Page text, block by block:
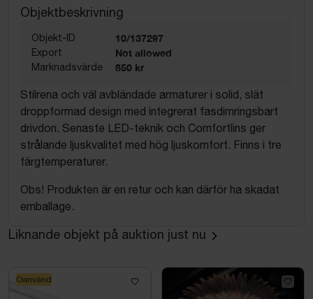
Objektbeskrivning
Objekt-ID 10/137297
Export Not allowed
Marknadsvärde 850 kr
Stilrena och väl avbländade armaturer i solid, slät
droppformad design med integrerat fasdimringsbart
drivdon. Senaste LED-teknik och Comfortlins ger
strålande ljuskvalitet med hög ljuskomfort. Finns i tre
färgtemperaturer.
Obs! Produkten är en retur och kan därför ha skadat
emballage.
Liknande objekt på auktion just nu
Oanvänd